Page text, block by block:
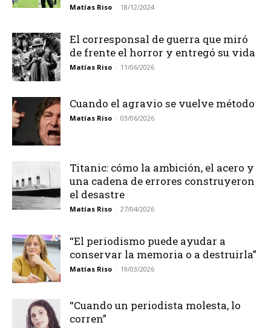
Matías Riso - 18/12/2024
El corresponsal de guerra que miró
de frente el horror y entregó su vida
Matías Riso - 11/06/2026
Cuando el agravio se vuelve método
Matías Riso - 03/06/2026
Titanic: cómo la ambición, el acero y
una cadena de errores construyeron
el desastre
Matías Riso - 27/04/2026
“El periodismo puede ayudar a
conservar la memoria o a destruirla”
Matías Riso - 19/03/2026
“Cuando un periodista molesta, lo
corren”